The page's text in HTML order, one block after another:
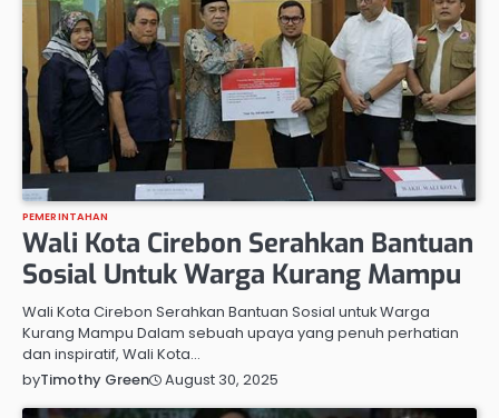
PEMERINTAHAN
Wali Kota Cirebon Serahkan Bantuan
Sosial Untuk Warga Kurang Mampu
Wali Kota Cirebon Serahkan Bantuan Sosial untuk Warga
Kurang Mampu Dalam sebuah upaya yang penuh perhatian
dan inspiratif, Wali Kota…
byTimothy Green August 30, 2025